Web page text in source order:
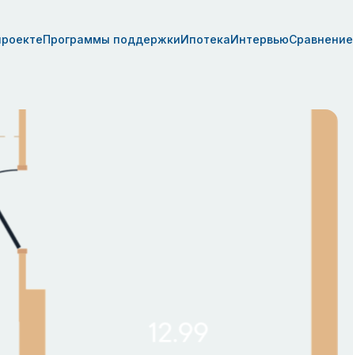
Программы поддержкиИпотекаИнтервьюСравнение